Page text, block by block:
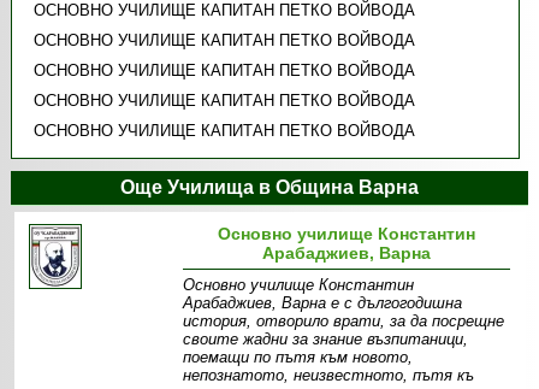
ОСНОВНО УЧИЛИЩЕ КАПИТАН ПЕТКО ВОЙВОДА
ОСНОВНО УЧИЛИЩЕ КАПИТАН ПЕТКО ВОЙВОДА
ОСНОВНО УЧИЛИЩЕ КАПИТАН ПЕТКО ВОЙВОДА
ОСНОВНО УЧИЛИЩЕ КАПИТАН ПЕТКО ВОЙВОДА
ОСНОВНО УЧИЛИЩЕ КАПИТАН ПЕТКО ВОЙВОДА
Още Училища в Община Варна
Основно училище Константин
Арабаджиев, Варна
Основно училище Константин
Арабаджиев, Варна е с дългогодишна
история, отворило врати, за да посрещне
своите жадни за знание възпитаници,
поемащи по пътя към новото,
непознатото, неизвестното, пътя къ